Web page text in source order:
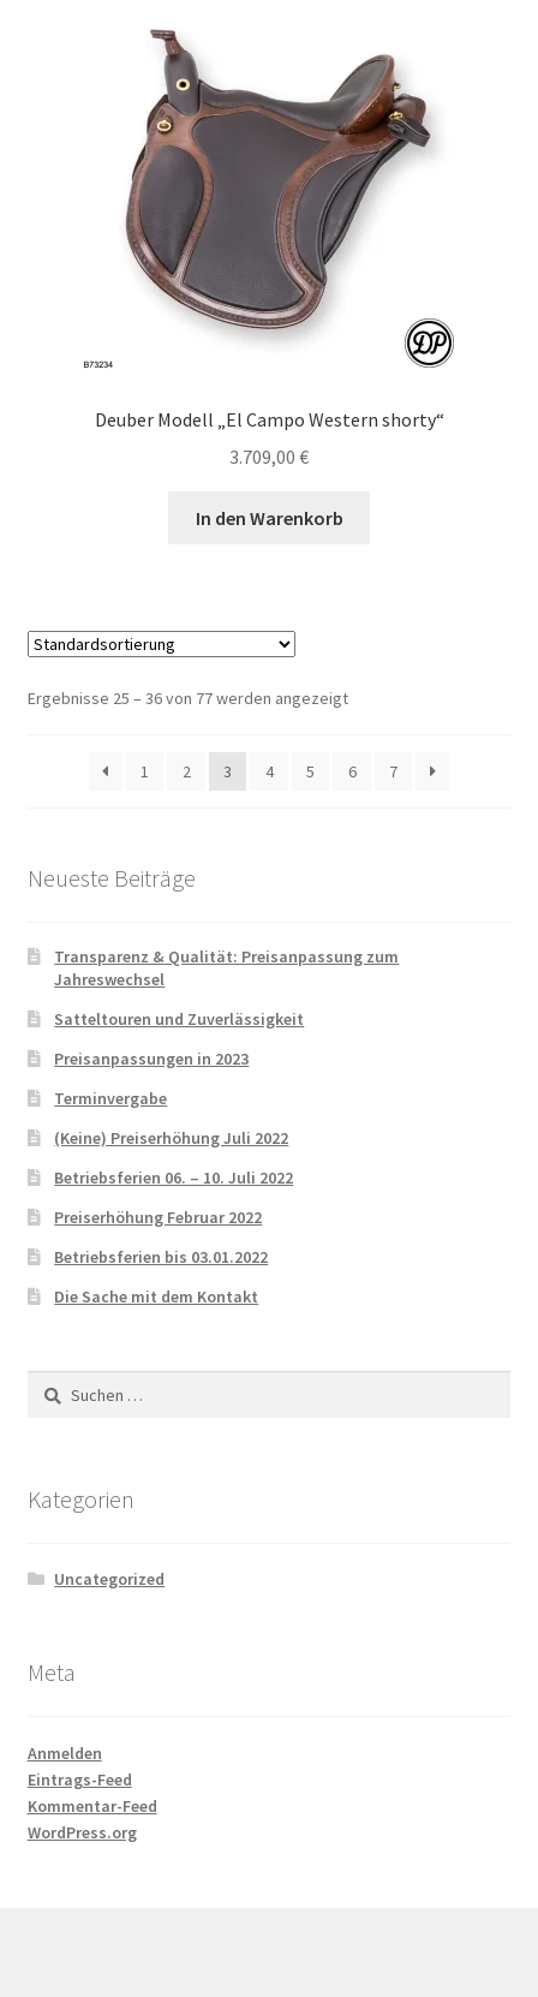
Deuber Modell „El Campo Western shorty“
3.709,00 €
In den Warenkorb
Ergebnisse 25 – 36 von 77 werden angezeigt
1 2 3 4 5 6 7
Neueste Beiträge
Transparenz & Qualität: Preisanpassung zum
Jahreswechsel
Satteltouren und Zuverlässigkeit
Preisanpassungen in 2023
Terminvergabe
(Keine) Preiserhöhung Juli 2022
Betriebsferien 06. – 10. Juli 2022
Preiserhöhung Februar 2022
Betriebsferien bis 03.01.2022
Die Sache mit dem Kontakt
Suchen
nach:
Kategorien
Uncategorized
Meta
Anmelden
Eintrags-Feed
Kommentar-Feed
WordPress.org